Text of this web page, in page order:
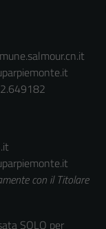
con il Titolare
SOLO per